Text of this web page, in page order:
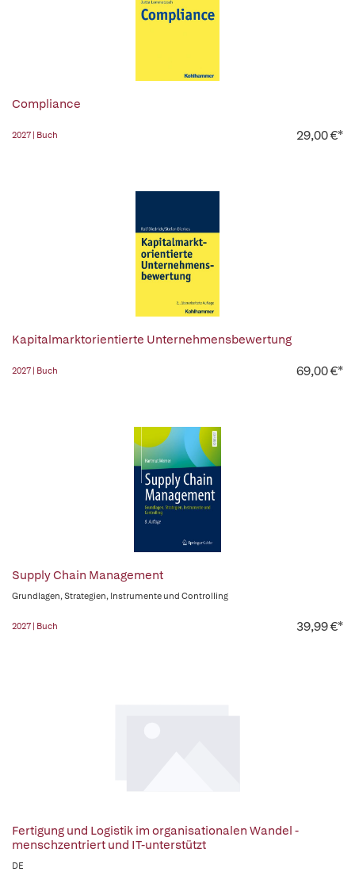
Compliance
2027 | Buch 29,00 €*
Kapitalmarktorientierte Unternehmensbewertung
2027 | Buch 69,00 €*
Supply Chain Management
Grundlagen, Strategien, Instrumente und Controlling
2027 | Buch 39,99 €*
Fertigung und Logistik im organisationalen Wandel -
menschzentriert und IT-unterstützt
DE